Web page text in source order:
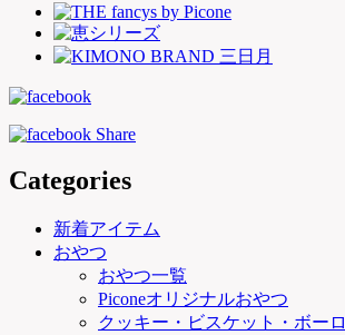
Categories
新着アイテム
おやつ
おやつ一覧
Piconeオリジナルおやつ
クッキー・ビスケット・ボーロ